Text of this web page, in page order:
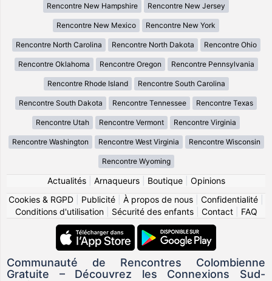
Rencontre New Hampshire Rencontre New Jersey
Rencontre New Mexico Rencontre New York
Rencontre North Carolina Rencontre North Dakota Rencontre Ohio
Rencontre Oklahoma Rencontre Oregon Rencontre Pennsylvania
Rencontre Rhode Island Rencontre South Carolina
Rencontre South Dakota Rencontre Tennessee Rencontre Texas
Rencontre Utah Rencontre Vermont Rencontre Virginia
Rencontre Washington Rencontre West Virginia Rencontre Wisconsin
Rencontre Wyoming
Actualités| Arnaqueurs| Boutique| Opinions
Cookies & RGPD
Publicité À propos de nous Confidentialité
Conditions d'utilisation| Sécurité des enfants| Contact| FAQ
Communauté de Rencontres Colombienne
Gratuite – Découvrez les Connexions Sud-